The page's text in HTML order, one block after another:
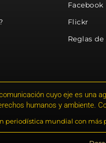
Facebook
Flickr
Reglas
cuyo eje es una
humanos y ambiente.
periodística mundial con más